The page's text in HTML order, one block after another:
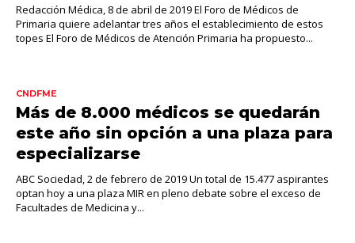
Redacción Médica, 8 de abril de 2019 El Foro de Médicos de
Primaria quiere adelantar tres años el establecimiento de estos
topes El Foro de Médicos de Atención Primaria ha propuesto...
CNDFME
Más de 8.000 médicos se quedarán
este año sin opción a una plaza para
especializarse
ABC Sociedad, 2 de febrero de 2019 Un total de 15.477 aspirantes
optan hoy a una plaza MIR en pleno debate sobre el exceso de
Facultades de Medicina y...